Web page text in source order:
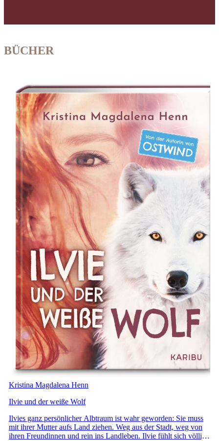
BÜCHER
Kristina Magdalena Henn
Ilvie und der weiße Wolf
Ilvies ganz persönlicher Albtraum ist wahr geworden: Sie muss
mit ihrer Mutter aufs Land ziehen. Weg aus der Stadt, weg von
ihren Freundinnen und rein ins Landleben. Ilvie fühlt sich völlig